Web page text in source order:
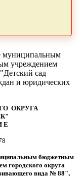
муниципальным
учреждением
сад
и юридических
ОКРУГА
Е
бюджетным
городского округа
вида № 88",